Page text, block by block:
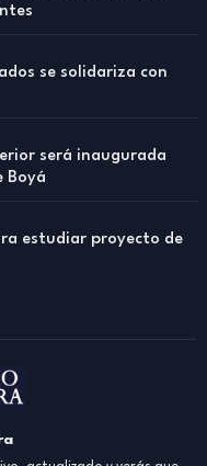
se solidariza con
será inaugurada
Boyá
estudiar proyecto de